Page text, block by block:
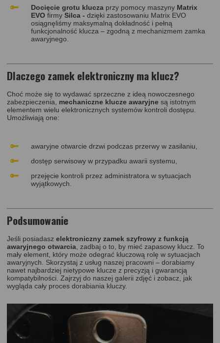
Docięcie grotu klucza przy pomocy maszyny Matrix
EVO firmy Silca - dzięki zastosowaniu Matrix EVO
osiągnęliśmy maksymalną dokładność i pełną
funkcjonalność klucza – zgodną z mechanizmem zamka
awaryjnego.
Dlaczego zamek elektroniczny ma klucz?
Choć może się to wydawać sprzeczne z ideą nowoczesnego
zabezpieczenia, mechaniczne klucze awaryjne są istotnym
elementem wielu elektronicznych systemów kontroli dostępu.
Umożliwiają one:
awaryjne otwarcie drzwi podczas przerwy w zasilaniu,
dostęp serwisowy w przypadku awarii systemu,
przejęcie kontroli przez administratora w sytuacjach
wyjątkowych.
Podsumowanie
Jeśli posiadasz elektroniczny zamek szyfrowy z funkcją
awaryjnego otwarcia , zadbaj o to, by mieć zapasowy klucz. To
mały element, który może odegrać kluczową rolę w sytuacjach
awaryjnych. Skorzystaj z usług naszej pracowni – dorabiamy
nawet najbardziej nietypowe klucze z precyzją i gwarancją
kompatybilności. Zajrzyj do naszej galerii zdjęć i zobacz, jak
wygląda cały proces dorabiania kluczy.